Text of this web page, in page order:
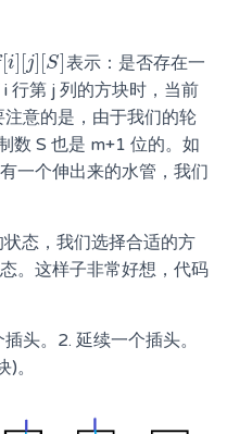
[i] [j] [S]
] ][ S] 表示：是否存在一
行第 j 列的方块时，当前
意的是，由于我们的轮
数 S 也是 m+1 位的。如
一个伸出来的水管，我们
态，我们选择合适的方
。这样子非常好想，代码
头。2. 延续一个插头。
。